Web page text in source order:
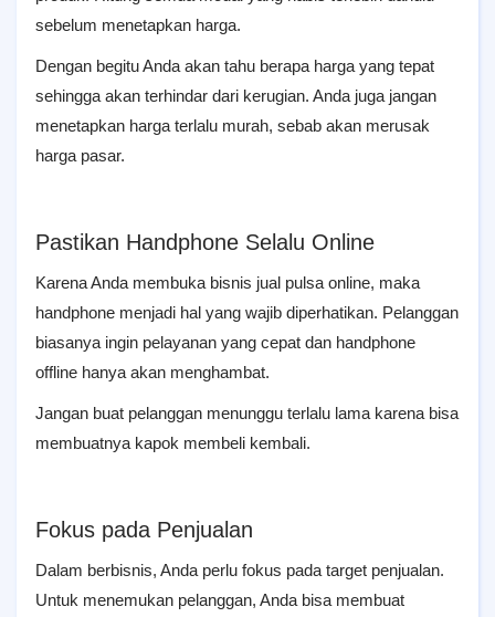
sebelum menetapkan harga.
Dengan begitu Anda akan tahu berapa harga yang tepat
sehingga akan terhindar dari kerugian. Anda juga jangan
menetapkan harga terlalu murah, sebab akan merusak
harga pasar.
Pastikan Handphone Selalu Online
Karena Anda membuka bisnis jual pulsa online, maka
handphone menjadi hal yang wajib diperhatikan. Pelanggan
biasanya ingin pelayanan yang cepat dan handphone
offline hanya akan menghambat.
Jangan buat pelanggan menunggu terlalu lama karena bisa
membuatnya kapok membeli kembali.
Fokus pada Penjualan
Dalam berbisnis, Anda perlu fokus pada target penjualan.
Untuk menemukan pelanggan, Anda bisa membuat